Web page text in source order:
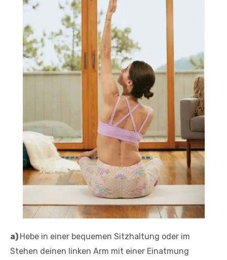
a) Hebe in einer bequemen Sitzhaltung oder im
Stehen deinen linken Arm mit einer Einatmung